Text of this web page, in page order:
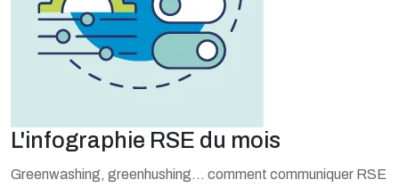
L'infographie RSE du mois
Greenwashing, greenhushing… comment communiquer RSE